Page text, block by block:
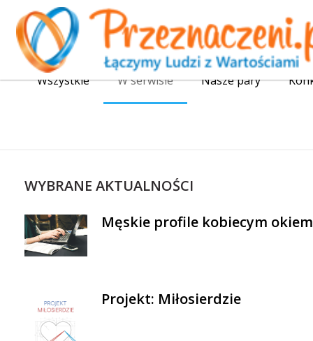
Wszystkie W serwisie Nasze pary
WYBRANE AKTUALNOŚCI
Męskie profile kobiecym okiem
Projekt: Miłosierdzie